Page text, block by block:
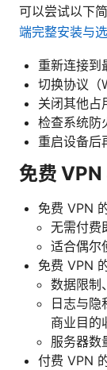
可以尝试以下
端完整安装与
重新连接到
切换协议
关闭其他占
检查系统防
重启设备后
免费 VPN
免费 VPN
无需付费
适合偶尔
免费 VPN
数据限制
日志与
商业目的
服务器数
付费 VPN